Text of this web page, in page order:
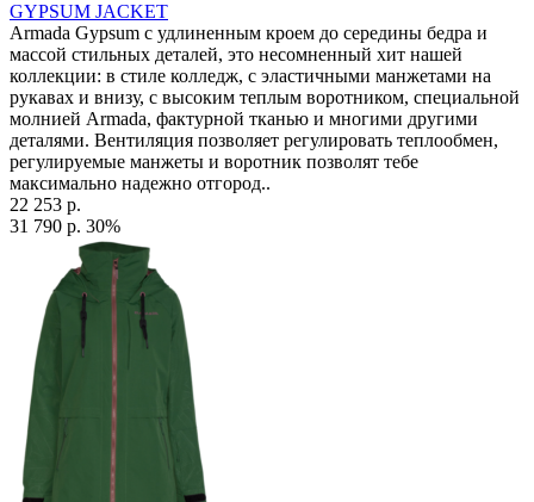
GYPSUM JACKET
Armada Gypsum с удлиненным кроем до середины бедра и
массой стильных деталей, это несомненный хит нашей
коллекции: в стиле колледж, с эластичными манжетами на
рукавах и внизу, с высоким теплым воротником, специальной
молнией Armada, фактурной тканью и многими другими
деталями. Вентиляция позволяет регулировать теплообмен,
регулируемые манжеты и воротник позволят тебе
максимально надежно отгород..
22 253 р.
31 790 р. 30%